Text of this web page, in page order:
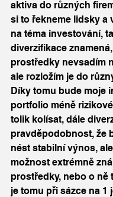
aktiva do různých
si to řekneme lidsky a
na téma investování,
diverzifikace
prostředky nevsadím
ale rozložím je do
Díky tomu bude moje
portfolio méně
tolik kolísat, dále
pravděpodobnost, že
nést stabilní výnos,
možnost extrémně
prostředky, nebo o ně
je tomu při sázce na 1